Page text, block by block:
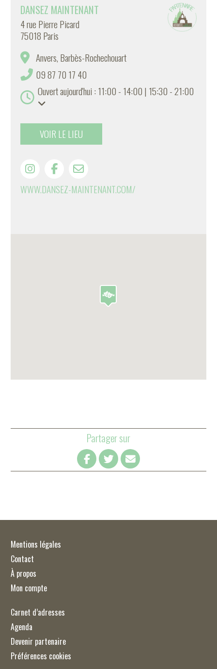
DANSEZ MAINTENANT
4 rue Pierre Picard
75018 Paris
Anvers, Barbès-Rochechouart
09 87 70 17 40
Ouvert aujourd'hui : 11:00 - 14:00 | 15:30 - 21:00
VOIR LE LIEU
WWW.DANSEZ-MAINTENANT.COM/
Partager sur
Mentions légales
Contact
À propos
Mon compte
Carnet d’adresses
Agenda
Devenir partenaire
Préférences cookies